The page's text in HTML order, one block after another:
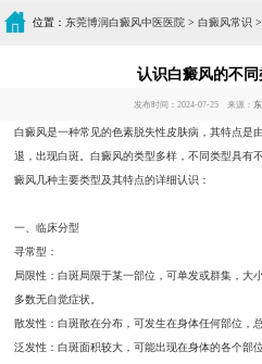
位置： 东莞博润白癜风中医医院 > 白癜风常识 >
认识白癜风的不
发布时间：2024-07-25 来源：
白癜风是一种常见的色素脱失性皮肤病，其特点是
退，出现白斑。白癜风的类型多样，不同类型具有
癜风几种主要类型及其特点的详细认识：
一、临床分型
寻常型：
局限性：白斑局限于某一部位，可单发或群集，大
多数无自觉症状。
散发性：白斑散在分布，可发生在身体任何部位，
泛发性：白斑面积较大，可能出现在身体的各个部